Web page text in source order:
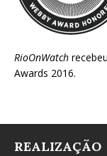
RioOnWatch
Awards 2016.
REALIZAÇÃO